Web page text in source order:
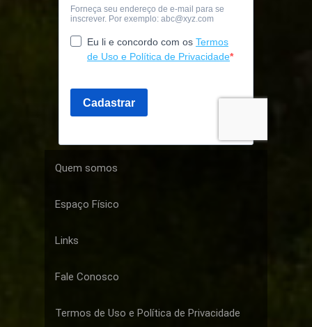
Quem somos
Espaço Físico
Links
Fale Conosco
Termos de Uso e Política de Privacidade